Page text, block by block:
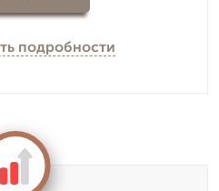
подробности